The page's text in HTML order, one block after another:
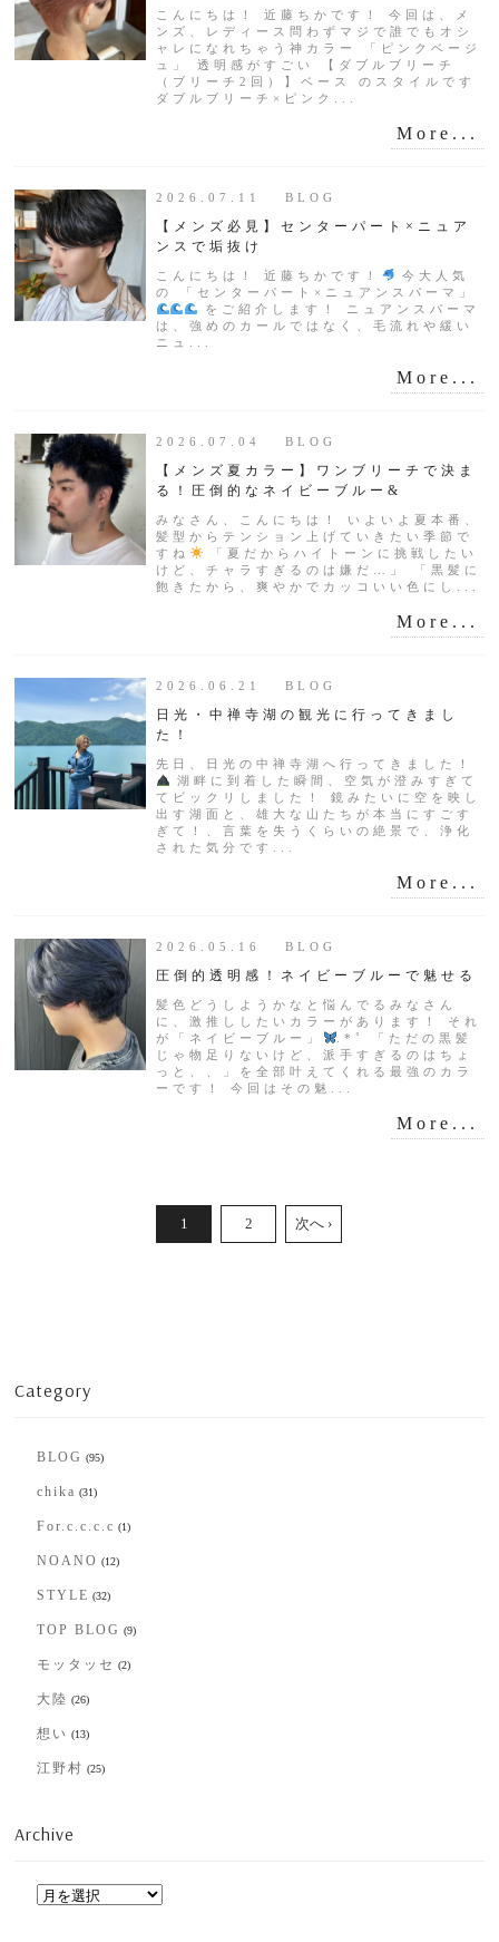
こんにちは！ 近藤ちかです！ 今回は、メ
ンズ、レディース問わずマジで誰でもオシ
ャレになれちゃう神カラー 「ピンクベージ
ュ」 透明感がすごい 【ダブルブリーチ
（ブリーチ2回）】ベース のスタイルです
ダブルブリーチ×ピンク...
More...
2026.07.11 BLOG
【メンズ必見】センターパート×ニュア
ンスで垢抜け
こんにちは！ 近藤ちかです！
今大人気
の 「センターパート×ニュアンスパーマ」
をご紹介します！ ニュアンスパーマ
は、強めのカールではなく、毛流れや緩い
ニュ...
More...
2026.07.04 BLOG
【メンズ夏カラー】ワンブリーチで決ま
る！圧倒的なネイビーブルー&
みなさん、こんにちは！ いよいよ夏本番、
髪型からテンション上げていきたい季節で
すね
「夏だからハイトーンに挑戦したい
けど、チャラすぎるのは嫌だ…」 「黒髪に
飽きたから、爽やかでカッコいい色にし...
More...
2026.06.21 BLOG
日光・中禅寺湖の観光に行ってきまし
た！
先日、日光の中禅寺湖へ行ってきました！
湖畔に到着した瞬間、空気が澄みすぎて
てビックリしました！ 鏡みたいに空を映し
出す湖面と、雄大な山たちが本当にすごす
ぎて！、言葉を失うくらいの絶景で、浄化
された気分です...
More...
2026.05.16 BLOG
圧倒的透明感！ネイビーブルーで魅せる
髪色どうしようかなと悩んでるみなさん
に、激推ししたいカラーがあります！ それ
が「ネイビーブルー」
.*˚ 「ただの黒髪
じゃ物足りないけど、派手すぎるのはちょ
っと、、」を全部叶えてくれる最強のカラ
ーです！ 今回はその魅...
More...
1 2 次へ ›
Category
BLOG (95)
chika (31)
For.c.c.c.c (1)
NOANO (12)
STYLE (32)
TOP BLOG (9)
モッタッセ (2)
大陸 (26)
想い (13)
江野村 (25)
Archive